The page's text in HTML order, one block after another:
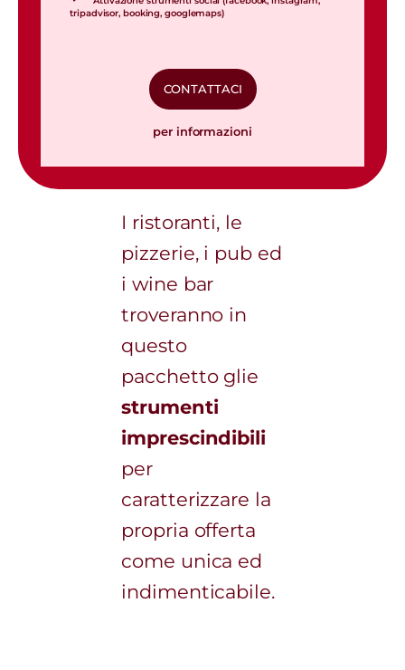
tripadvisor, booking, googlemaps)
CONTATTACI
per informazioni
I ristoranti, le
pizzerie, i pub ed
i wine bar
troveranno in
questo
pacchetto glie
strumenti
imprescindibili
per
caratterizzare la
propria offerta
come unica ed
indimenticabile.